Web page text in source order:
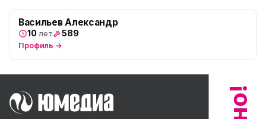
ю
Юмедиа Сервис в Колпино
ул. Тверская 60, Колпино
Васильев Александр
10 лет 589
Профиль →